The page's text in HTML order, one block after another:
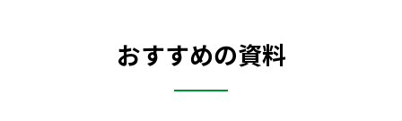
おすすめの資料